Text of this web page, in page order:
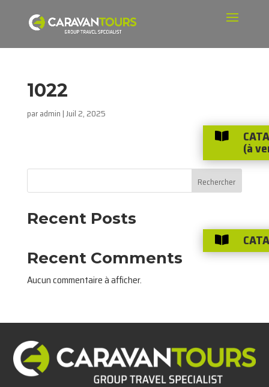
1022
paradmin |Juil 2, 2025
Rechercher
Recent Posts
Recent Comments
Aucun commentaire à afficher.

(à
